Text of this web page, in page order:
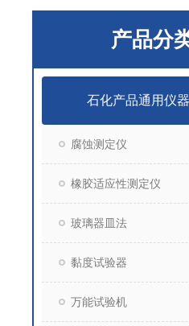
产品分
石化产品通用仪器
腐蚀测定仪
橡胶适应性测定仪
玻璃器皿法
黏度试验器
万能试验机